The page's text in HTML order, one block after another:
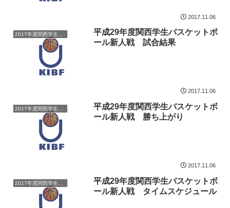
2017.11.06
2017年度関西学生バスケットボール新人戦
平成29年度関西学生バスケットボ
ール新人戦 試合結果
2017.11.06
2017年度関西学生バスケットボール新人戦
平成29年度関西学生バスケットボ
ール新人戦 勝ち上がり
2017.11.06
平成29年度関西学生バスケットボ
ール新人戦 タイムスケジュール